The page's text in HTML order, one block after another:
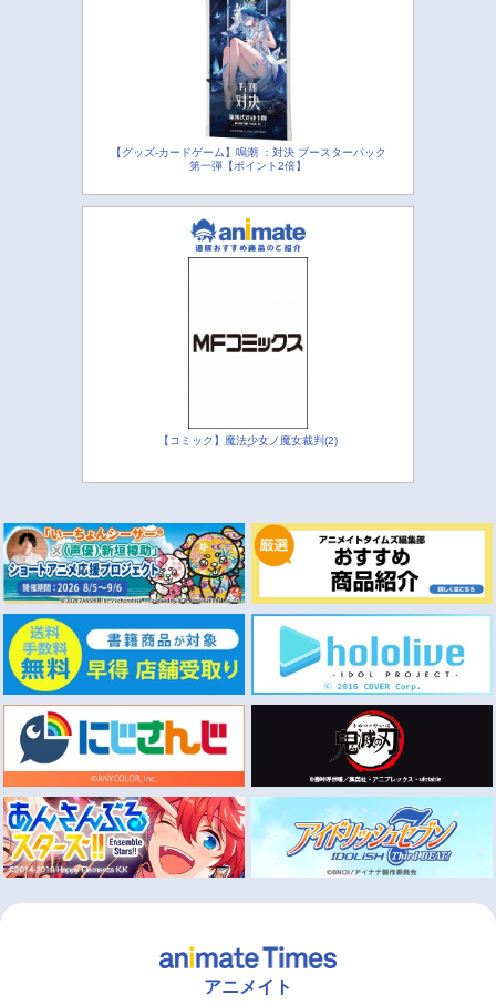
【グッズ-カードゲーム】鳴潮 ：対決 ブースターパック
第一弾【ポイント2倍】
【コミック】魔法少女ノ魔女裁判(2)
アニメイト